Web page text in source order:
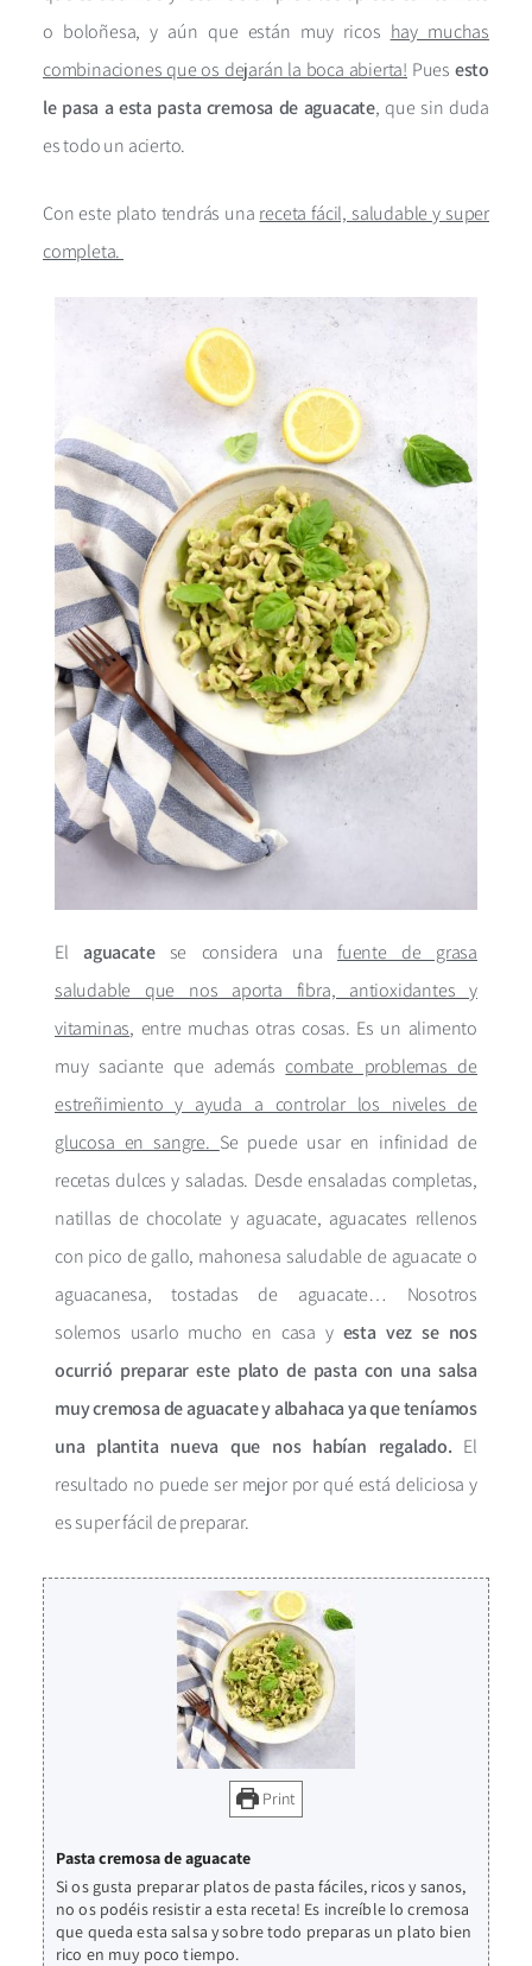
o boloñesa, y aún que están muy ricos hay muchas
combinaciones que os dejarán la boca abierta! Pues esto
le pasa a esta pasta cremosa de aguacate, que sin duda
es todo un acierto.
Con este plato tendrás una receta fácil, saludable y super
completa.
El aguacatese considera una fuente de grasa
saludable que nos aporta fibra, antioxidantes y
vitaminas, entre muchas otras cosas. Es un alimento
muy saciante que ademáscombate problemas de
estreñimiento y ayuda a controlar los niveles de
glucosa en sangre. Se puede usar en infinidad de
recetas dulces y saladas. Desde ensaladas completas,
natillas de chocolate y aguacate, aguacates rellenos
con pico de gallo, mahonesa saludable de aguacate o
aguacanesa, tostadas de aguacate… Nosotros
solemos usarlo mucho en casa y esta vez se nos
ocurrió preparar este plato de pasta con una salsa
muy cremosa de aguacate y albahaca ya que teníamos
una plantita nueva que nos habían regalado. El
resultado no puede ser mejor por qué está deliciosa y
es super fácil de preparar.
Print
Pasta cremosa de aguacate
Si os gusta preparar platos de pasta fáciles, ricos y sanos,
no os podéis resistir a esta receta! Es increíble lo cremosa
que queda esta salsa y sobre todo preparas un plato bien
rico en muy poco tiempo.